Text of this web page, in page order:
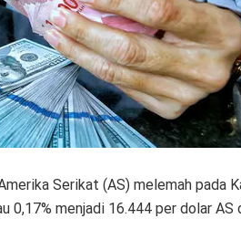
Serikat (AS) melemah pada
0,17% menjadi 16.444 per dolar AS